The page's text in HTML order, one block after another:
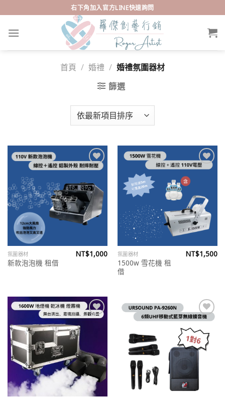
to
content
右下角加入官方LINE快速詢問
首頁 / 婚禮 / 婚禮氛圍器材
篩選
Add to
wishlist
氛圍器材
新款泡泡機 租借
NT$1,000
wishlist
氛圍器材
1500w 雪花機 租
借
NT$1,500
Add to
wishlist